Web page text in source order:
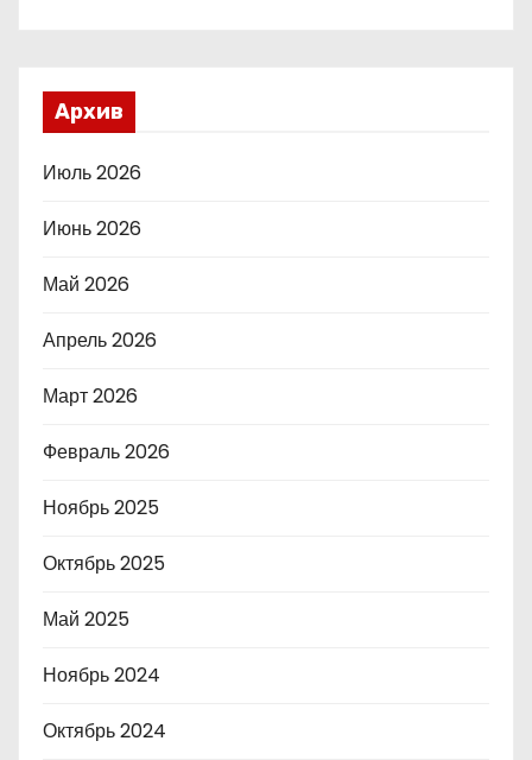
Архив
Июль 2026
Июнь 2026
Май 2026
Апрель 2026
Март 2026
Февраль 2026
Ноябрь 2025
Октябрь 2025
Май 2025
Ноябрь 2024
Октябрь 2024